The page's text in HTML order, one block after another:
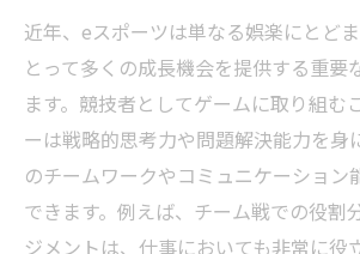
近年、eスポーツは単なる娯楽にとど
とって多くの成長機会を提供する重要
ます。競技者としてゲームに取り組む
ーは戦略的思考力や問題解決能力を身
のチームワークやコミュニケーション
できます。例えば、チーム戦での役割
ジメントは、仕事においても非常に役